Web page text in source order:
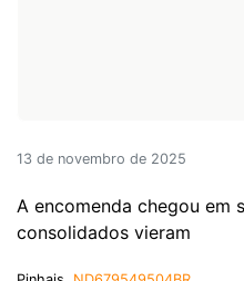
13 de novembro de 2025
A encomenda chegou em
consolidados vieram